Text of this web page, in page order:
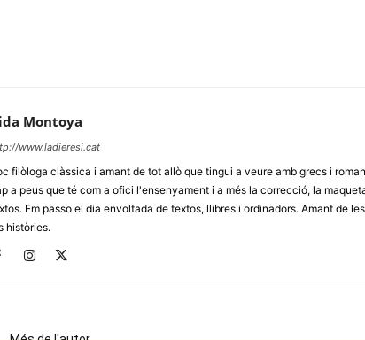
Montoya
www.ladieresi.cat
filòloga clàssica i amant de tot allò que tingui a veure amb grecs i
a peus que té com a ofici l'ensenyament i a més la correcció, la
Em passo el dia envoltada de textos, llibres i ordinadors. Amant de
històries.